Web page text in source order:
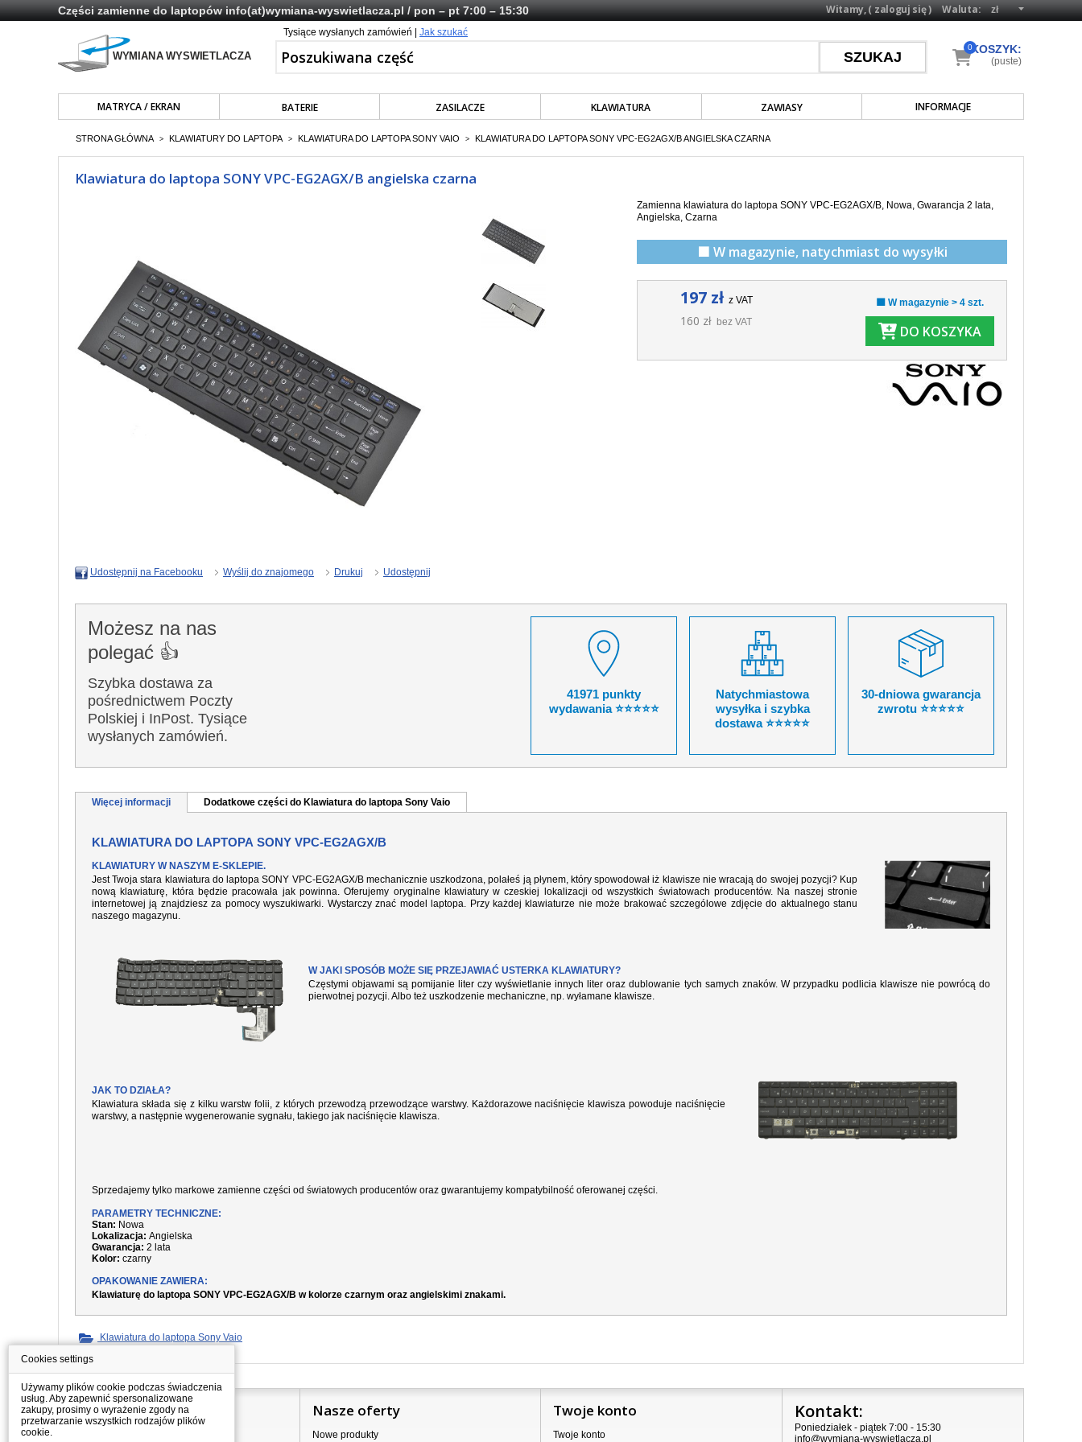
Części zamienne do laptopówinfo(at)wymiana-wyswietlacza.pl/ pon – pt 7:00 – 15:30 Waluta:
Witamy, (zaloguj się)
Tysiące wysłanych zamówień | Jak szukać
MATRYCA / EKRAN BATERIE ZASILACZE KLAWIATURA ZAWIASY INFORMACJE
KOSZYK:
0
(puste)
STRONA GŁÓWNA > KLAWIATURY DO LAPTOPA > KLAWIATURA DO LAPTOPA SONY VAIO > KLAWIATURA DO LAPTOPA SONY VPC-EG2AGX/B ANGIELSKA CZARNA
Klawiatura do laptopa SONY VPC-EG2AGX/B angielska czarna
Zamienna klawiatura do laptopa SONY VPC-EG2AGX/B, Nowa, Gwarancja 2 lata,
Angielska, Czarna
🟩 W magazynie, natychmiast do wysyłki
197 zł z VAT
160 zł bez VAT
🟩 W magazynie > 4 szt.
DO KOSZYKA
Udostępnij na Facebooku Wyślij do znajomego Drukuj Udostępnij
Możesz na nas
polegać 👍
Szybka dostawa za
pośrednictwem Poczty
Polskiej i InPost. Tysiące
wysłanych zamówień.
41971 punkty
wydawania ⭐⭐⭐⭐⭐
Natychmiastowa
wysyłka i szybka
dostawa ⭐⭐⭐⭐⭐
30-dniowa gwarancja
zwrotu ⭐⭐⭐⭐⭐
Więcej informacji Dodatkowe części do Klawiatura do laptopa Sony Vaio
KLAWIATURA DO LAPTOPA SONY VPC-EG2AGX/B
KLAWIATURY W NASZYM E-SKLEPIE.
Jest Twoja stara klawiatura do laptopa SONY VPC-EG2AGX/B mechanicznie uszkodzona, polałeś ją płynem, który spowodował iż klawisze nie wracają do swojej pozycji? Kup
nową klawiaturę, która będzie pracowała jak powinna. Oferujemy oryginalne klawiatury w czeskiej lokalizacji od wszystkich światowach producentów. Na naszej stronie
internetowej ją znajdziesz za pomocy wyszukiwarki. Wystarczy znać model laptopa. Przy każdej klawiaturze nie może brakować szczególowe zdjęcie do aktualnego stanu
naszego magazynu.
W JAKI SPOSÓB MOŻE SIĘ PRZEJAWIAĆ USTERKA KLAWIATURY?
Częstymi objawami są pomijanie liter czy wyświetlanie innych liter oraz dublowanie tych samych znaków. W przypadku podlicia klawisze nie powrócą do
pierwotnej pozycji. Albo też uszkodzenie mechaniczne, np. wyłamane klawisze.
JAK TO DZIAŁA?
Klawiatura składa się z kilku warstw folii, z których przewodzą przewodzące warstwy. Każdorazowe naciśnięcie klawisza powoduje naciśnięcie
warstwy, a następnie wygenerowanie sygnału, takiego jak naciśnięcie klawisza.
Sprzedajemy tylko markowe zamienne części od światowych producentów oraz gwarantujemy kompatybilność oferowanej części.
PARAMETRY TECHNICZNE:
Stan: Nowa
Lokalizacja: Angielska
Gwarancja: 2 lata
Kolor: czarny
OPAKOWANIE ZAWIERA:
Klawiaturę do laptopa SONY VPC-EG2AGX/B w kolorze czarnym oraz angielskimi znakami.
Klawiatura do laptopa Sony Vaio
Informacje Nasze oferty
Nowe produkty
Twoje konto
Twoje konto
Kontakt:
Poniedziałek - piątek 7:00 - 15:30
info@wymiana-wyswietlacza.pl
Cookies settings
Używamy plików cookie podczas świadczenia
usług. Aby zapewnić spersonalizowane
zakupy, prosimy o wyrażenie zgody na
przetwarzanie wszystkich rodzajów plików
cookie.